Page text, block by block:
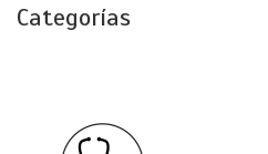
Categorías